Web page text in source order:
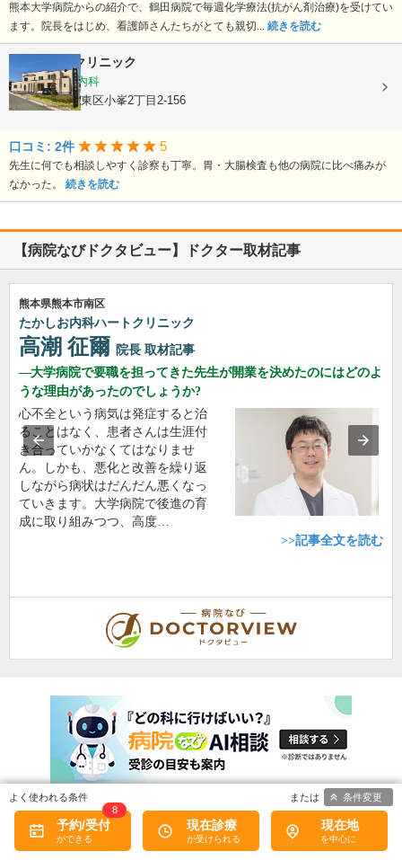
熊本大学病院からの紹介で、鶴田病院で毎週化学療法(抗がん剤治療)を受けてい
ます。院長をはじめ、看護師さんたちがとても親切... 続きを読む
おみね田中クリニック
内科, 消化器内科
熊本県熊本市東区小峯2丁目2-156
口コミ: 2件 5
先生に何でも相談しやすく診察も丁寧。胃・大腸検査も他の病院に比べ痛みが
なかった。 続きを読む
【病院なびドクタビュー】ドクター取材記事
熊本県熊本市南区
たかしお内科ハートクリニック
高潮 征爾 院長 取材記事
大学病院で要職を担ってきた先生が開業を決めたのにはどのよ
うな理由があったのでしょうか?
心不全という病気は発症すると治
ることはなく、患者さんは生涯付
き合っていかなくてはなりませ
ん。しかも、悪化と改善を繰り返
しながら病状はだんだん悪くなっ
ていきます。大学病院で後進の育
成に取り組みつつ、高度…
>>記事全文を読む
予約/受付
8
現在診療 現在地
条件変更